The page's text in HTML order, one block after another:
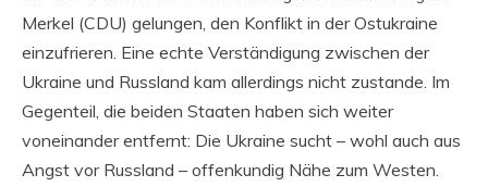
Merkel (CDU) gelungen, den Konflikt in der Ostukraine
einzufrieren. Eine echte Verständigung zwischen der
Ukraine und Russland kam allerdings nicht zustande. Im
Gegenteil, die beiden Staaten haben sich weiter
voneinander entfernt: Die Ukraine sucht – wohl auch aus
Angst vor Russland – offenkundig Nähe zum Westen.